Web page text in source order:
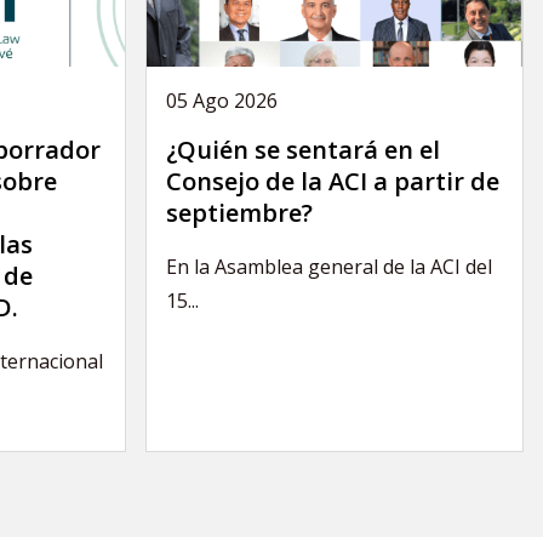
05 Ago 2026
¿Quién se sentará en el
Consejo de la ACI a partir de
septiembre?
En la Asamblea general de la ACI del
15...